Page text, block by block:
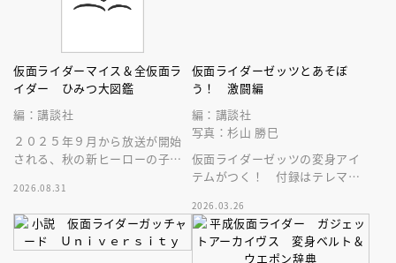
仮面ライダーマイス＆全仮面ラ
イダー ひみつ大図鑑
編：講談社
２０２５年９月から放送が開始
される、秋の新ヒーローの子供
ベルトなど最新情報がバッチリ
分かる！
2026.08.31
仮面ライダーゼッツとあそぼ
う！ 激闘編
編：講談社
写真：杉山 勝巳
仮面ライダーゼッツの変身アイ
テムがつく！ 付録はテレマガ
ジンでしか手に入らない、スペ
シャルな一品
2026.03.26